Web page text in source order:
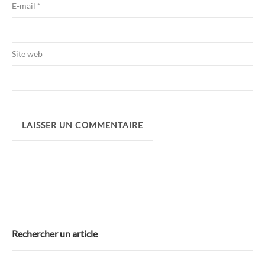
E-mail *
Site web
Rechercher un article